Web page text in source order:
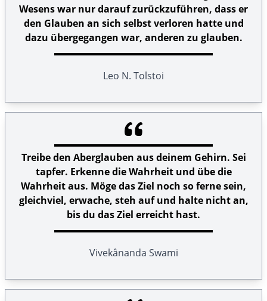
Wesens war nur darauf zurückzuführen, dass er
den Glauben an sich selbst verloren hatte und
dazu übergegangen war, anderen zu glauben.
Leo N. Tolstoi
Treibe den Aberglauben aus deinem Gehirn. Sei
tapfer. Erkenne die Wahrheit und übe die
Wahrheit aus. Möge das Ziel noch so ferne sein,
gleichviel, erwache, steh auf und halte nicht an,
bis du das Ziel erreicht hast.
Vivekânanda Swami